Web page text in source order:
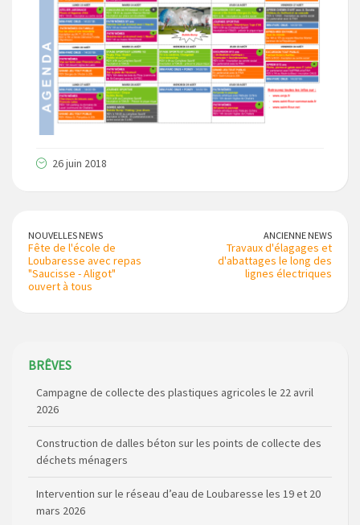
26 juin 2018
NOUVELLES NEWS
Fête de l'école de
Loubaresse avec repas
"Saucisse - Aligot"
ouvert à tous
ANCIENNE NEWS
Travaux d'élagages et
d'abattages le long des
lignes électriques
BRÊVES
2026
Construction de dalles béton sur les points de collecte des
Intervention sur le réseau d’eau de Loubaresse les 19 et 20
Route RD348 barrée (St Marc / Croisement de Bournoncles)